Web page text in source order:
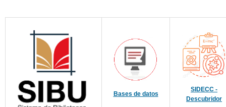
Bases de datos
SIDECC -
Descubridor